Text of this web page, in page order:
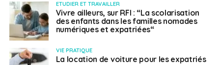
ETUDIER ET TRAVAILLER
Vivre ailleurs, sur RFI : “La scolarisation
des enfants dans les familles nomades
numériques et expatriées“
VIE PRATIQUE
La location de voiture pour les expatriés